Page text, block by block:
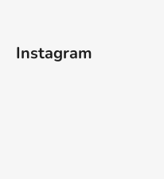
Instagram